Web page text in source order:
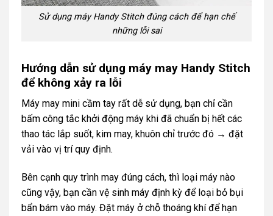
Sử dụng máy Handy Stitch đúng cách để hạn chế
những lỗi sai
Hướng dẫn sử dụng máy may Handy Stitch
để không xảy ra lỗi
Máy may mini cầm tay rất dễ sử dụng, bạn chỉ cần
bấm công tắc khởi động máy khi đã chuẩn bị hết các
thao tác lắp suốt, kim may, khuôn chỉ trước đó → đặt
vải vào vị trí quy định.
Bên cạnh quy trình may đúng cách, thì loại máy nào
cũng vậy, bạn cần vệ sinh máy định kỳ để loại bỏ bụi
bẩn bám vào máy. Đặt máy ở chỗ thoáng khí để hạn